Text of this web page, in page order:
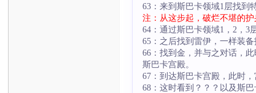
63：来到斯巴卡领域1层找到
注：从这步起，破烂不堪的
64：通过斯巴卡领域1，2，3
65：之后找到雷伊，一样装
66：找到金，并与之对话，
斯巴卡宫殿。
67：到达斯巴卡宫殿，此时
68：这时看到？？？以及斯